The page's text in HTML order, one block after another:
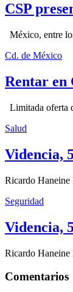
CSP
México, entre
Cd. de México
Rentar en
Limitada oferta
Salud
Videncia,
Ricardo Haneine
Seguridad
Videncia,
Ricardo Haneine
Comentarios